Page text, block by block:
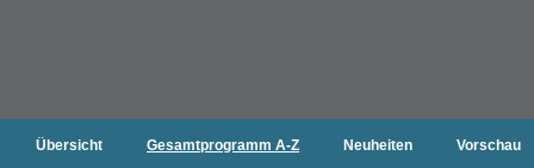
Übersicht Gesamtprogramm A-Z Neuheiten Vorschau